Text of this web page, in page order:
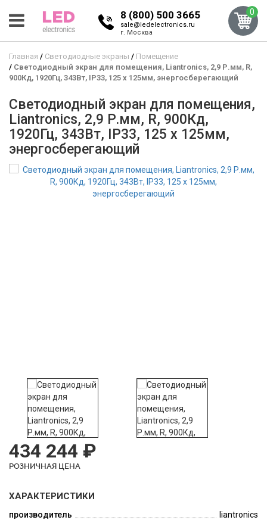
8 (800) 500 3665
sale@ledelectronics.ru
г. Москва
0
Главная Светодиодные экраны
Помещение
Светодиодный экран для помещения, Liantronics, 2,9 Р.мм, R,
900Кд, 1920Гц, 343Вт, IP33, 125 x 125мм, энергосберегающий
Светодиодный экран для помещения,
Liantronics, 2,9 Р.мм, R, 900Кд,
1920Гц, 343Вт, IP33, 125 x 125мм,
энергосберегающий
434 244 ₽
РОЗНИЧНАЯ ЦЕНА
ХАРАКТЕРИСТИКИ
производитель
liantronics